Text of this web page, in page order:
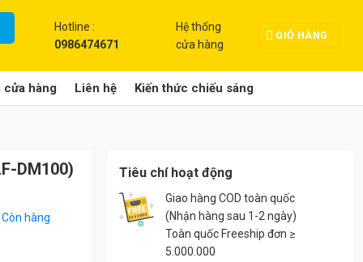
Hotline :
0986474671
Hệ thống
cửa hàng
GIỎ HÀNG
cửa hàng Liên hệ Kiến thức chiếu sáng
DM100)
Còn hàng
Tiêu chí hoạt động
Giao hàng COD toàn quốc
(Nhận hàng sau 1-2 ngày)
Toàn quốc Freeship đơn ≥
5.000.000